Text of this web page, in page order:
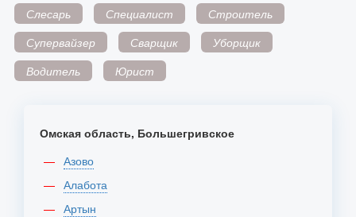
Слесарь
Специалист
Строитель
Супервайзер
Сварщик
Уборщик
Водитель
Юрист
Омская область, Большегривское
Азово
Алабота
Артын